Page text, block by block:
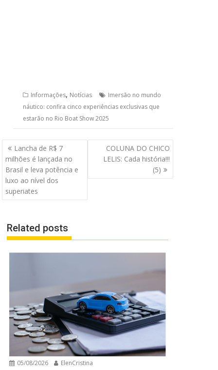
Informações, Notícias
Imersão no mundo
náutico: confira cinco experiências exclusivas que
estarão no Rio Boat Show 2025
Navegação
de
Post
Lancha de R$ 7
milhões é lançada no
Brasil e leva potência e
luxo ao nível dos
superiates
COLUNA DO CHICO
LELIS: Cada história!!!
(5)
Related posts
05/08/2026 ElenCristina